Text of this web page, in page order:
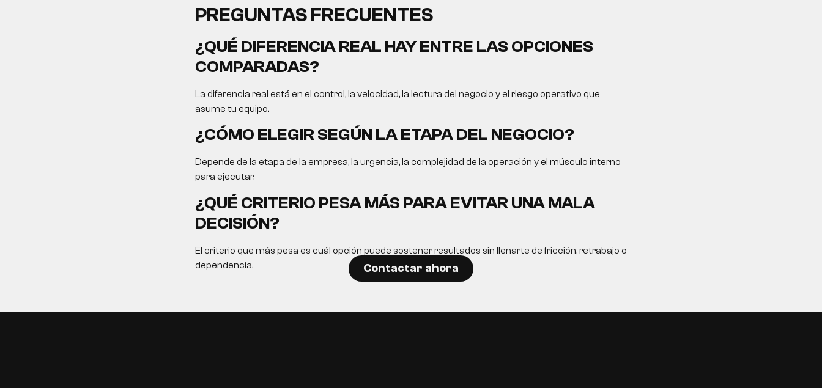
PREGUNTAS FRECUENTES
¿QUÉ DIFERENCIA REAL HAY ENTRE LAS OPCIONES
COMPARADAS?
La diferencia real está en el control, la velocidad, la lectura del negocio y el riesgo operativo que
asume tu equipo.
¿CÓMO ELEGIR SEGÚN LA ETAPA DEL NEGOCIO?
Depende de la etapa de la empresa, la urgencia, la complejidad de la operación y el músculo interno
para ejecutar.
¿QUÉ CRITERIO PESA MÁS PARA EVITAR UNA MALA
DECISIÓN?
El criterio que más pesa es cuál opción puede sostener resultados sin llenarte de fricción, retrabajo o
dependencia.
Contactar ahora